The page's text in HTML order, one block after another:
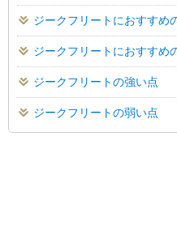
ジークフリートにおすすめ
ジークフリートにおすすめ
ジークフリートの強い点
ジークフリートの弱い点